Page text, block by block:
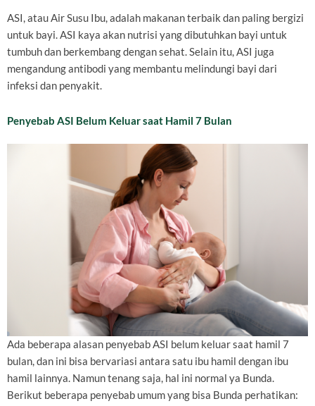
ASI, atau Air Susu Ibu, adalah makanan terbaik dan paling bergizi
untuk bayi. ASI kaya akan nutrisi yang dibutuhkan bayi untuk
tumbuh dan berkembang dengan sehat. Selain itu, ASI juga
mengandung antibodi yang membantu melindungi bayi dari
infeksi dan penyakit.
Penyebab ASI Belum Keluar saat Hamil 7 Bulan
Ada beberapa alasan penyebab ASI belum keluar saat hamil 7
bulan, dan ini bisa bervariasi antara satu ibu hamil dengan ibu
hamil lainnya. Namun tenang saja, hal ini normal ya Bunda.
Berikut beberapa penyebab umum yang bisa Bunda perhatikan: